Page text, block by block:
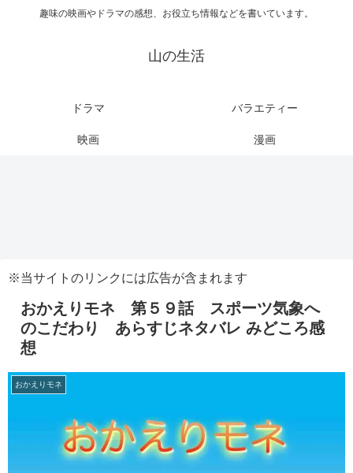
趣味の映画やドラマの感想、お役立ち情報などを書いています。
山の生活
ドラマ バラエティー
映画 漫画
※当サイトのリンクには広告が含まれます
おかえりモネ 第５９話 スポーツ気象へ
のこだわり あらすじネタバレ みどころ感
想
おかえりモネ